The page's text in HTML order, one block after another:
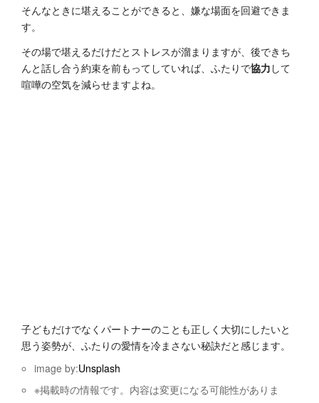
そんなときに堪えることができると、嫌な場面を回避できま
す。
その場で堪えるだけだとストレスが溜まりますが、後できち
んと話し合う約束を前もってしていれば、ふたりで協力 して
喧嘩の空気を減らせますよね。
子どもだけでなくパートナーのことも正しく大切にしたいと
思う姿勢が、ふたりの愛情を冷まさない秘訣だと感じます。
image by:Unsplash
※掲載時の情報です。内容は変更になる可能性がありま